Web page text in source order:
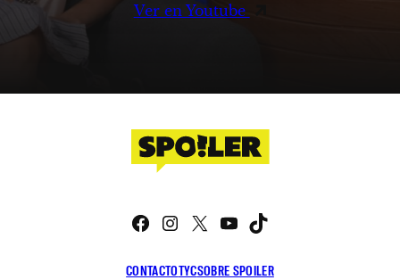
Ver en Youtube
CONTACTOTYCSOBRE SPOILER
Facebook
Instagram
X YouTube